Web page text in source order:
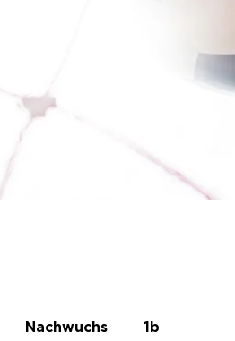
Nachwuchs 1b